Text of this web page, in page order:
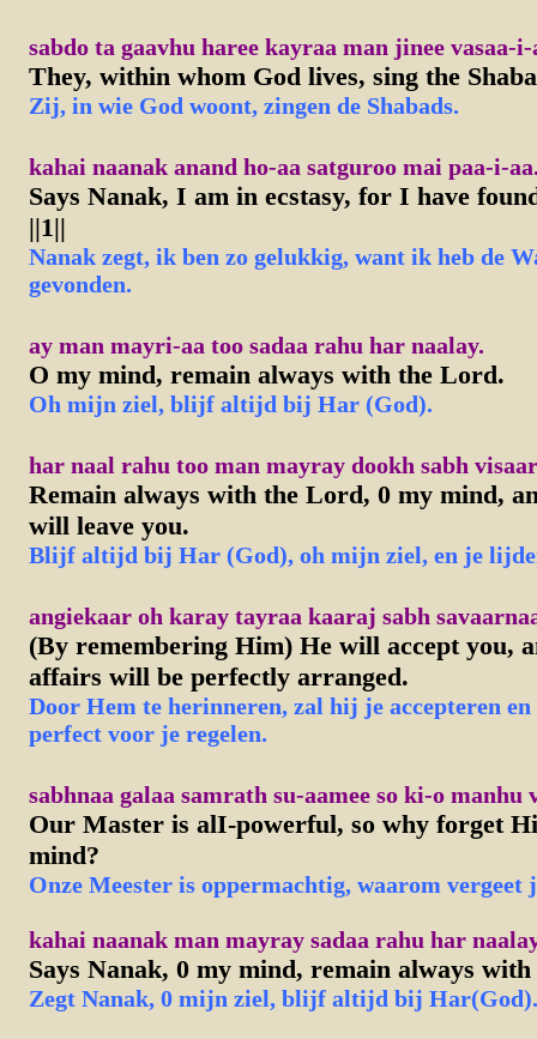
sabdo ta gaavhu haree kayraa man jinee vasaa-i-
They, within whom God lives, sing the
Zij, in wie God woont, zingen de Shabads.
kahai naanak anand ho-aa satguroo mai paa-i-
Says Nanak, I am in ecstasy, for I have
||1||
Nanak zegt, ik ben zo gelukkig, want ik heb de
gevonden.
ay man mayri-aa too sadaa rahu har naalay.
O my mind, remain always with the Lord.
Oh mijn ziel, blijf altijd bij Har (God).
har naal rahu too man mayray dookh sabh
Remain always with the Lord, 0 my mind,
will leave you.
Blijf altijd bij Har (God), oh mijn ziel, en je
angiekaar oh karay tayraa kaaraj sabh
(By remembering Him) He will accept you,
affairs will be perfectly arranged.
Door Hem te herinneren, zal hij je accepteren en
perfect voor je regelen.
sabhnaa galaa samrath su-aamee so ki-o manhu
Our Master is alI-powerful, so why forget
mind?
Onze Meester is oppermachtig, waarom vergeet
kahai naanak man mayray sadaa rahu har
Says Nanak, 0 my mind, remain always
ZegtNanak, 0 mijn ziel, blijf altijd bij Har(God).